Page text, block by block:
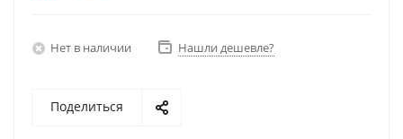
Нет в наличии Нашли дешевле?
Поделиться